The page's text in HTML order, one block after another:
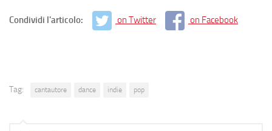
Condividi l'articolo: on Twitter on Facebook
Tag: cantautore dance indie pop